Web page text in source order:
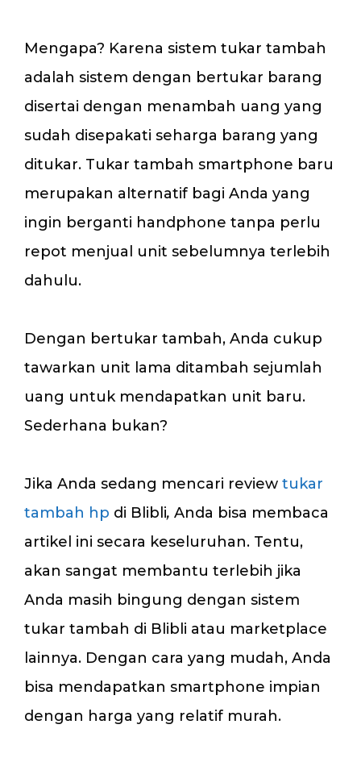
Mengapa? Karena sistem tukar tambah
adalah sistem dengan bertukar barang
disertai dengan menambah uang yang
sudah disepakati seharga barang yang
ditukar. Tukar tambah smartphone baru
merupakan alternatif bagi Anda yang
ingin berganti handphone tanpa perlu
repot menjual unit sebelumnya terlebih
dahulu.
Dengan bertukar tambah, Anda cukup
tawarkan unit lama ditambah sejumlah
uang untuk mendapatkan unit baru.
Sederhana bukan?
Jika Anda sedang mencari review tukar
tambah hp di Blibli, Anda bisa membaca
artikel ini secara keseluruhan. Tentu,
akan sangat membantu terlebih jika
Anda masih bingung dengan sistem
tukar tambah di Blibli atau marketplace
lainnya. Dengan cara yang mudah, Anda
bisa mendapatkan smartphone impian
dengan harga yang relatif murah.